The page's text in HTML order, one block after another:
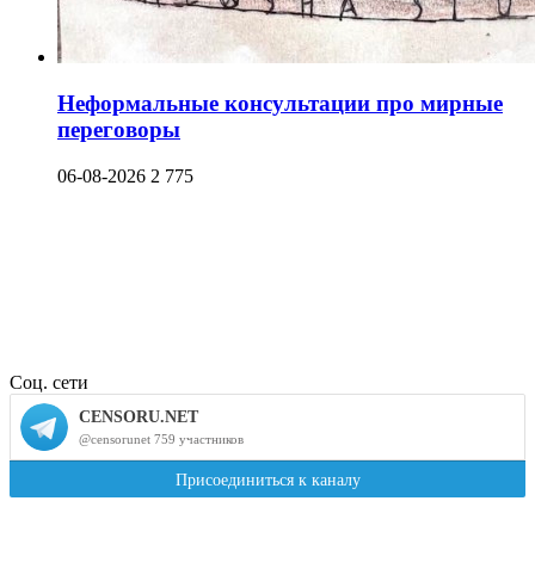
Неформальные консультации про мирные
переговоры
06-08-2026 2 775
Соц. сети